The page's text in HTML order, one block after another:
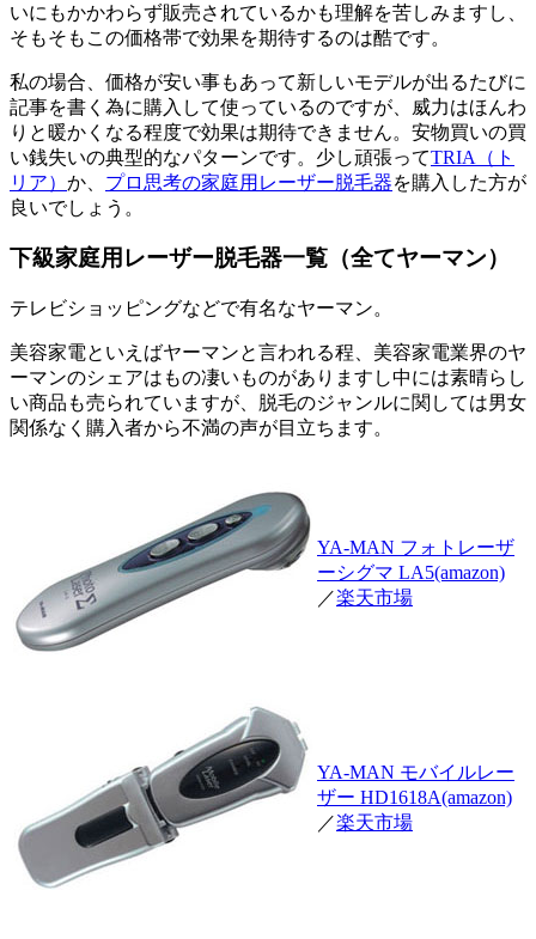
いにもかかわらず販売されているかも理解を苦しみますし、
そもそもこの価格帯で効果を期待するのは酷です。
私の場合、価格が安い事もあって新しいモデルが出るたびに
記事を書く為に購入して使っているのですが、威力はほんわ
りと暖かくなる程度で効果は期待できません。安物買いの買
い銭失いの典型的なパターンです。少し頑張ってTRIA（ト
リア） か、 プロ思考の家庭用レーザー脱毛器を購入した方が
良いでしょう。
下級家庭用レーザー脱毛器一覧（全てヤーマン）
テレビショッピングなどで有名なヤーマン。
美容家電といえばヤーマンと言われる程、美容家電業界のヤ
ーマンのシェアはもの凄いものがありますし中には素晴らし
い商品も売られていますが、脱毛のジャンルに関しては男女
関係なく購入者から不満の声が目立ちます。
YA-MAN フォトレーザ
ーシグマ LA5(amazon)
／楽天市場
YA-MAN モバイルレー
ザー HD1618A(amazon)
／楽天市場